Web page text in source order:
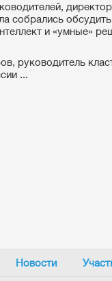
собрались
и «умные»
руководитель
...
Новости